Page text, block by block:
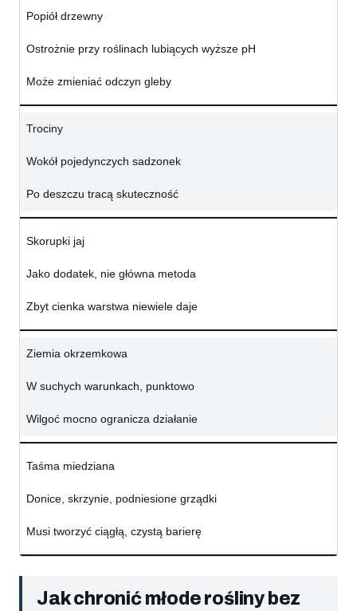
Popiół drzewny
Ostrożnie przy roślinach lubiących wyższe pH
Może zmieniać odczyn gleby
Trociny
Wokół pojedynczych sadzonek
Po deszczu tracą skuteczność
Skorupki jaj
Jako dodatek, nie główna metoda
Zbyt cienka warstwa niewiele daje
Ziemia okrzemkowa
W suchych warunkach, punktowo
Wilgoć mocno ogranicza działanie
Taśma miedziana
Donice, skrzynie, podniesione grządki
Musi tworzyć ciągłą, czystą barierę
Jak chronić młode rośliny bez